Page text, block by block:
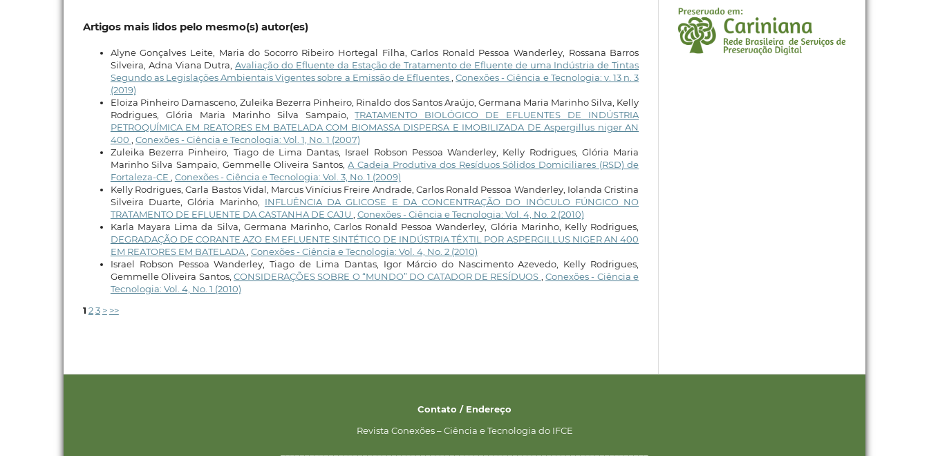
Artigos mais lidos pelo mesmo(s) autor(es)
Alyne Gonçalves Leite, Maria do Socorro Ribeiro Hortegal Filha, Carlos Ronald Pessoa Wanderley, Rossana Barros
Silveira, Adna Viana Dutra,Avaliação do Efluente da Estação de Tratamento de Efluente de uma Indústria de Tintas
Segundo as Legislações Ambientais Vigentes sobre a Emissão de Efluentes ,Conexões - Ciência e Tecnologia: v. 13 n. 3
(2019)
Eloiza Pinheiro Damasceno, Zuleika Bezerra Pinheiro, Rinaldo dos Santos Araújo, Germana Maria Marinho Silva, Kelly
Rodrigues, Glória Maria Marinho Silva Sampaio,TRATAMENTO BIOLÓGICO DE EFLUENTES DE INDÚSTRIA
PETROQUÍMICA EM REATORES EM BATELADA COM BIOMASSA DISPERSA E IMOBILIZADA DE Aspergillus niger AN
400
Conexões - Ciência e Tecnologia: Vol. 1, No. 1 (2007)
Zuleika Bezerra Pinheiro, Tiago de Lima Dantas, Israel Robson Pessoa Wanderley, Kelly Rodrigues, Glória Maria
Marinho Silva Sampaio, Gemmelle Oliveira Santos,A Cadeia Produtiva dos Resíduos Sólidos Domiciliares (RSD) de
Fortaleza-CE
Conexões - Ciência e Tecnologia: Vol. 3, No. 1 (2009)
Kelly Rodrigues, Carla Bastos Vidal, Marcus Vinícius Freire Andrade, Carlos Ronald Pessoa Wanderley, Iolanda Cristina
Silveira Duarte, Glória Marinho, INFLUÊNCIA DA GLICOSE E DA CONCENTRAÇÃO DO INÓCULO FÚNGICO NO
TRATAMENTO DE EFLUENTE DA CASTANHA DE CAJU
Conexões - Ciência e Tecnologia: Vol. 4, No. 2 (2010)
Karla Mayara Lima da Silva, Germana Marinho, Carlos Ronald Pessoa Wanderley, Glória Marinho, Kelly Rodrigues,
DEGRADAÇÃO DE CORANTE AZO EM EFLUENTE SINTÉTICO DE INDÚSTRIA TÊXTIL POR ASPERGILLUS NIGER AN 400
EM REATORES EM BATELADA Conexões - Ciência e Tecnologia: Vol. 4, No. 2 (2010)
Israel Robson Pessoa Wanderley, Tiago de Lima Dantas, Igor Márcio do Nascimento Azevedo, Kelly Rodrigues,
Gemmelle Oliveira Santos, CONSIDERAÇÕES SOBRE O “MUNDO” DO CATADOR DE RESÍDUOS ,Conexões - Ciência e
Tecnologia: Vol. 4, No. 1 (2010)
1 23 > >>
Contato / Endereço
Revista Conexões – Ciência e Tecnologia do IFCE